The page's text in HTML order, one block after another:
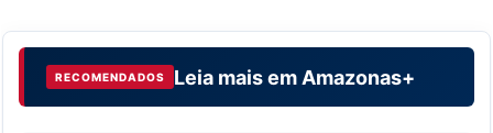
RECOMENDADOS Leia mais em Amazonas+